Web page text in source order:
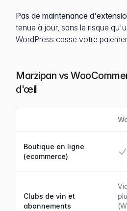
Pas de maintenance
tenue à jour, sans le risque
WordPress casse votre
Marzipan vs
d'œil
Boutique en ligne
(ecommerce)
Clubs de vin et
abonnements